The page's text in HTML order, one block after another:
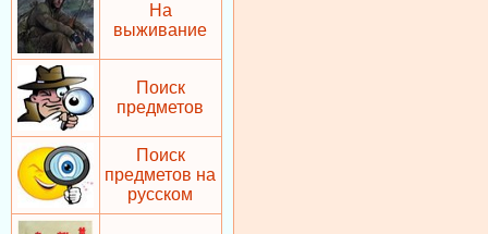
На
выживание
Поиск
предметов
Поиск
предметов на
русском